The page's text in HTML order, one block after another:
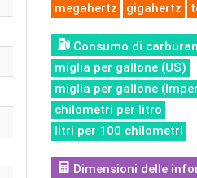
megahertz
gigahertz
Consumo di
miglia per gallone (US)
miglia per gallone
chilometri per litro
litri per 100 chilometri
Dimensioni delle